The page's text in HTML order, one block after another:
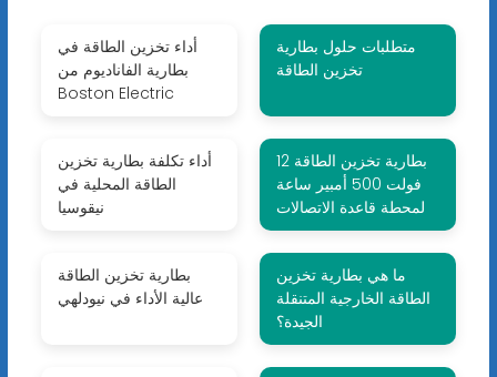
أداء تخزين الطاقة في
بطارية الفاناديوم من
Boston Electric
متطلبات حلول بطارية
تخزين الطاقة
أداء تكلفة بطارية تخزين
الطاقة المحلية في
نيقوسيا
بطارية تخزين الطاقة 12
فولت 500 أمبير ساعة
لمحطة قاعدة الاتصالات
بطارية تخزين الطاقة
عالية الأداء في نيودلهي
ما هي بطارية تخزين
الطاقة الخارجية المتنقلة
الجيدة؟